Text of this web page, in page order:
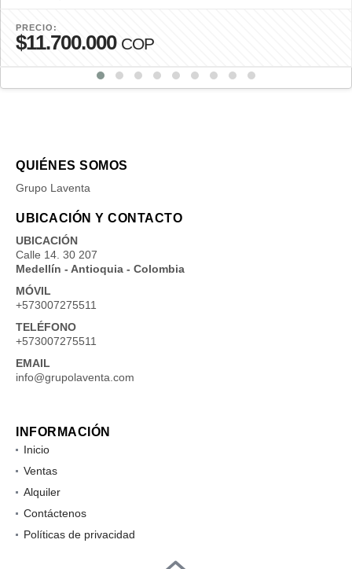
PRECIO:
$11.700.000 COP
QUIÉNES SOMOS
Grupo Laventa
UBICACIÓN Y CONTACTO
UBICACIÓN
Calle 14. 30 207
Medellín - Antioquia - Colombia
MÓVIL
+573007275511
TELÉFONO
+573007275511
EMAIL
info@grupolaventa.com
INFORMACIÓN
Inicio
Ventas
Alquiler
Contáctenos
Políticas de privacidad